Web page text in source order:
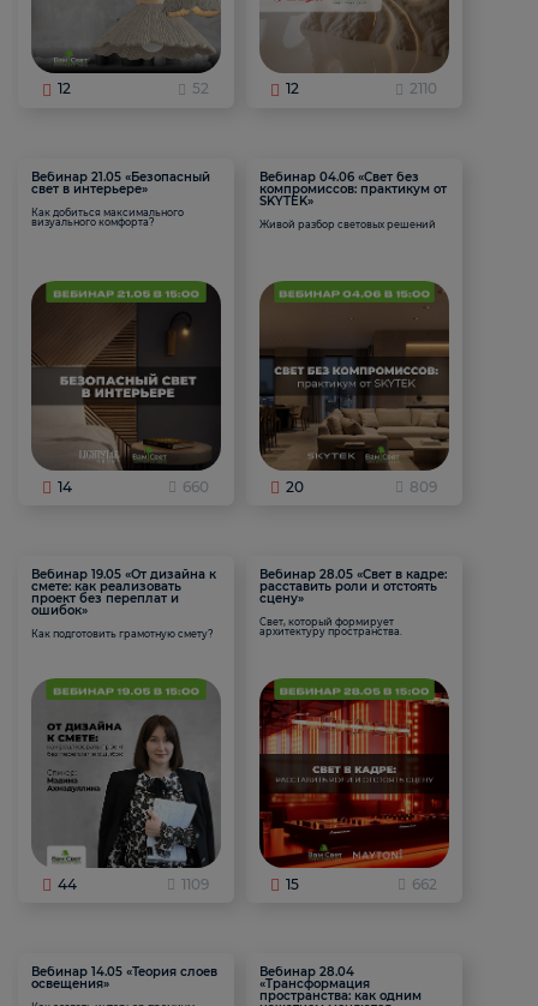
12 52 12 2110
Вебинар 21.05 «Безопасный
свет в интерьере»
Как добиться максимального
визуального комфорта?
14 660
Вебинар 04.06 «Свет без
компромиссов: практикум от
SKYTEK»
Живой разбор световых решений
20 809
Вебинар 19.05 «От дизайна к
смете: как реализовать
проект без переплат и
ошибок»
Как подготовить грамотную смету?
44 1109
Вебинар 28.05 «Свет в кадре:
расставить роли и отстоять
сцену»
Свет, который формирует
архитектуру пространства.
15 662
Вебинар 14.05 «Теория слоев
освещения»
Вебинар 28.04
«Трансформация
пространства: как одним